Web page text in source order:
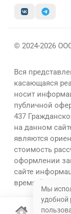
© 2024-2026
Вся
касающаяся
носит
публичной
437
на данном
являются
стоимость
оформлении
сайте
время без
Мы
удобной